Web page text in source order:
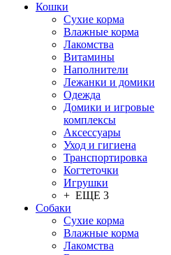
Кошки
Сухие корма
Влажные корма
Лакомства
Витамины
Наполнители
Лежанки и домики
Одежда
Домики и игровые
комплексы
Аксессуары
Уход и гигиена
Транспортировка
Когтеточки
Игрушки
+ ЕЩЕ 3
Собаки
Сухие корма
Влажные корма
Лакомства